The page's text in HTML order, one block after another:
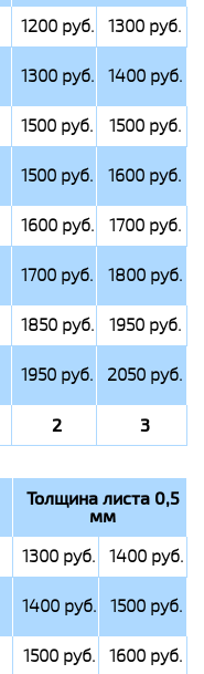
1200 руб.
1300 руб.
1300 руб. 1400 руб.
1500 руб.
1500 руб.
1500 руб. 1600 руб.
1600 руб.
1700 руб.
1700 руб. 1800 руб.
1850 руб.
1950 руб.
1950 руб. 2050 руб.
2 3
Толщина листа 0,5
мм
1300 руб.
1400 руб.
1400 руб. 1500 руб.
1500 руб.
1600 руб.